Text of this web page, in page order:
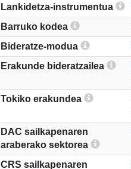
Lankidetza-instrumentua
Barruko kodea
Bideratze-modua
Erakunde bideratzailea
Tokiko erakundea
DAC sailkapenaren
araberako sektorea
CRS sailkapenaren